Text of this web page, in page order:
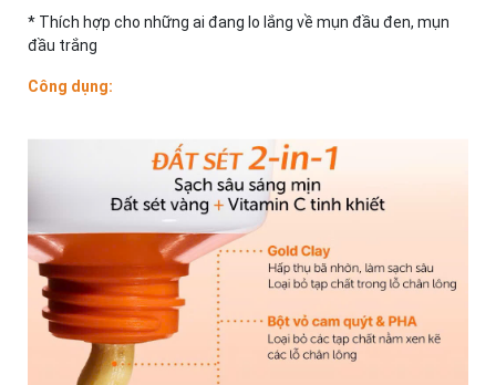
* Thích hợp cho những ai đang lo lắng về mụn đầu đen, mụn
đầu trắng
Công dụng: